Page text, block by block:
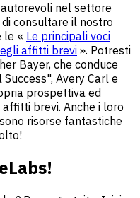
nel settore
consultare il nostro
le « Le principali voci
affitti brevi ». Potresti
Bayer, che conduce
Avery Carl e
prospettiva ed
brevi. Anche i loro
risorse fantastiche